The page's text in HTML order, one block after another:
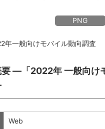
PNG
年一般向けモバイル動向調査
―「2022年 一般向け
Web